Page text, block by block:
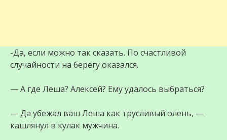
-Да, если можно так сказать. По счастливой
случайности на берегу оказался.
— А где Леша? Алексей? Ему удалось выбраться?
— Да убежал ваш Леша как трусливый олень, —
кашлянул в кулак мужчина.